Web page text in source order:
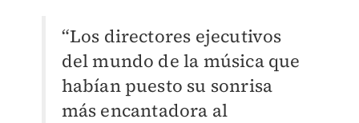
“Los directores ejecutivos
del mundo de la música que
habían puesto su sonrisa
más encantadora al